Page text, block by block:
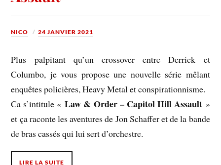
NICO 24 JANVIER 2021
Plus palpitant qu’un crossover entre Derrick et
Columbo, je vous propose une nouvelle série mêlant
enquêtes policières, Heavy Metal et conspirationnisme.
Ca s’intitule «Law & Order – Capitol Hill Assault»
et ça raconte les aventures de Jon Schaffer et de la bande
de bras cassés qui lui sert d’orchestre.
LIRE LA SUITE